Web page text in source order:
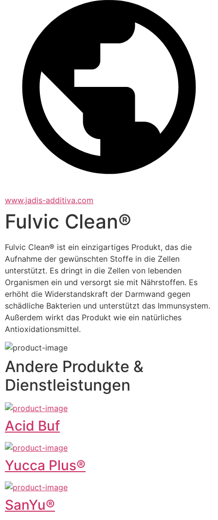
www.jadis-additiva.com
Fulvic Clean®
Fulvic Clean® ist ein einzigartiges Produkt, das die
Aufnahme der gewünschten Stoffe in die Zellen
unterstützt. Es dringt in die Zellen von lebenden
Organismen ein und versorgt sie mit Nährstoffen. Es
erhöht die Widerstandskraft der Darmwand gegen
schädliche Bakterien und unterstützt das Immunsystem.
Außerdem wirkt das Produkt wie ein natürliches
Antioxidationsmittel.
Andere Produkte &
Dienstleistungen
Acid Buf
Yucca Plus®
SanYu®